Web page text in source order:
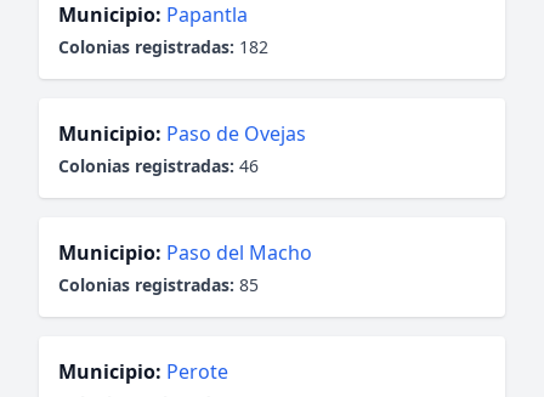
Municipio: Papantla
Colonias registradas: 182
Municipio: Paso de Ovejas
Colonias registradas: 46
Municipio: Paso del Macho
Colonias registradas: 85
Municipio: Perote